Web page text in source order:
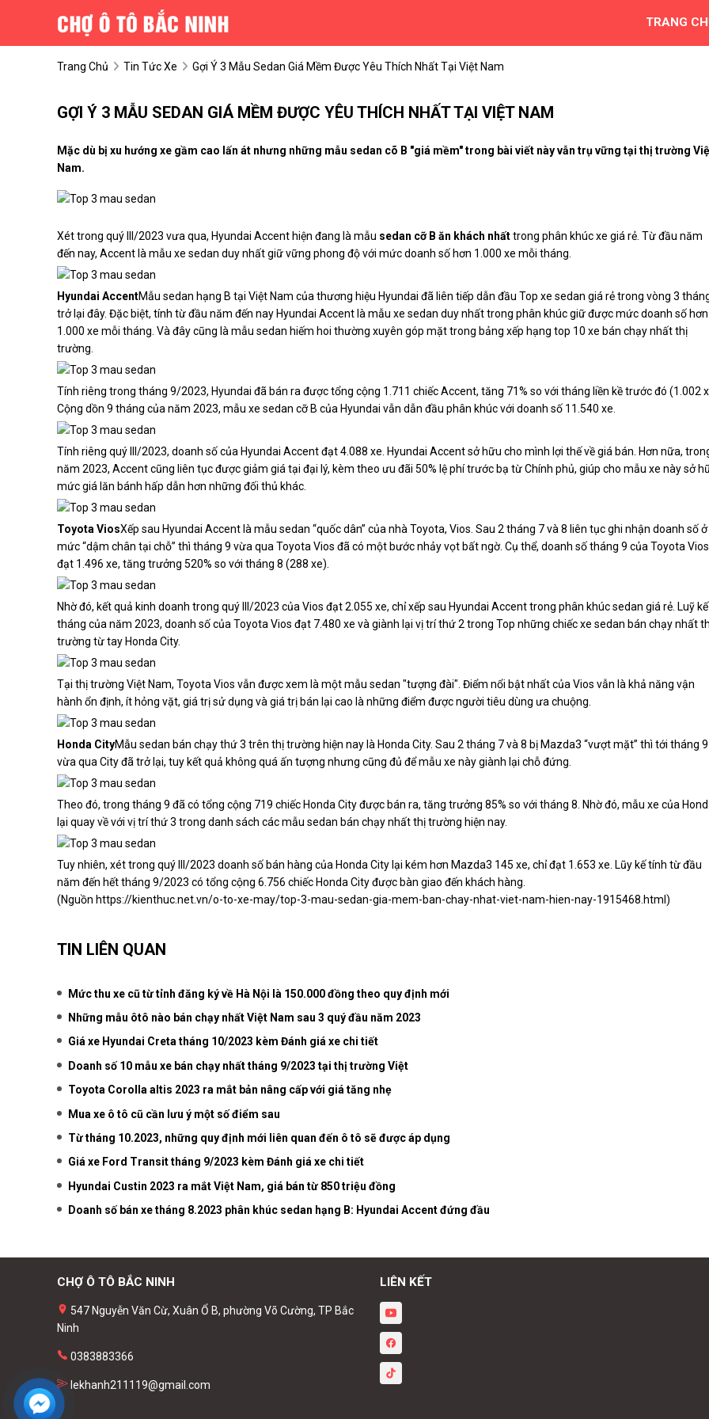
TRANG
Trang Chủ Tin Tức Xe Gợi Ý 3 Mẫu Sedan Giá Mềm Được Yêu Thích Nhất Tại Việt Nam
GỢI Ý 3 MẪU SEDAN GIÁ MỀM ĐƯỢC YÊU THÍCH NHẤT TẠI VIỆT NAM
Mặc dù bị xu hướng xe gầm cao lấn át nhưng những mẫu sedan cõ B "giá mềm" trong bài viết này vẫn trụ vững tại thị trường
Nam.
Xét trong quý III/2023 vưa qua, Hyundai Accent hiện đang là mẫu sedan cỡ B ăn khách nhấttrong phân khúc xe giá rẻ. Từ đầu năm
đến nay, Accent là mẫu xe sedan duy nhất giữ vững phong độ với mức doanh số hơn 1.000 xe mỗi tháng.
Hyundai AccentMẫu sedan hạng B tại Việt Nam của thương hiệu Hyundai đã liên tiếp dẫn đầu Top xe sedan giá rẻ trong vòng 3
trở lại đây. Đặc biệt, tính từ đầu năm đến nay Hyundai Accent là mẫu xe sedan duy nhất trong phân khúc giữ được mức doanh số hơn
1.000 xe mỗi tháng. Và đây cũng là mẫu sedan hiếm hoi thường xuyên góp mặt trong bảng xếp hạng top 10 xe bán chạy nhất thị
trường.
Tính riêng trong tháng 9/2023, Hyundai đã bán ra được tổng cộng 1.711 chiếc Accent, tăng 71% so với tháng liền kề trước đó (1.002
Cộng dồn 9 tháng của năm 2023, mẫu xe sedan cỡ B của Hyundai vẫn dẫn đầu phân khúc với doanh số 11.540 xe.
Tính riêng quý III/2023, doanh số của Hyundai Accent đạt 4.088 xe. Hyundai Accent sở hữu cho mình lợi thế về giá bán. Hơn nữa,
năm 2023, Accent cũng liên tục được giảm giá tại đại lý, kèm theo ưu đãi 50% lệ phí trước bạ từ Chính phủ, giúp cho mẫu xe này sở
mức giá lăn bánh hấp dẫn hơn những đối thủ khác.
Toyota ViosXếp sau Hyundai Accent là mẫu sedan “quốc dân” của nhà Toyota, Vios. Sau 2 tháng 7 và 8 liên tục ghi nhận doanh số ở
mức “dậm chân tại chỗ” thì tháng 9 vừa qua Toyota Vios đã có một bước nhảy vọt bất ngờ. Cụ thể, doanh số tháng 9 của Toyota Vios
đạt 1.496 xe, tăng trưởng 520% so với tháng 8 (288 xe).
Nhờ đó, kết quả kinh doanh trong quý III/2023 của Vios đạt 2.055 xe, chỉ xếp sau Hyundai Accent trong phân khúc sedan giá rẻ. Luỹ
tháng của năm 2023, doanh số của Toyota Vios đạt 7.480 xe và giành lại vị trí thứ 2 trong Top những chiếc xe sedan bán chạy nhất
trường từ tay Honda City.
Tại thị trường Việt Nam, Toyota Vios vẫn được xem là một mẫu sedan "tượng đài". Điểm nổi bật nhất của Vios vẫn là khả năng vận
hành ổn định, ít hỏng vặt, giá trị sử dụng và giá trị bán lại cao là những điểm được người tiêu dùng ưa chuộng.
Honda CityMẫu sedan bán chạy thứ 3 trên thị trường hiện nay là Honda City. Sau 2 tháng 7 và 8 bị Mazda3 “vượt mặt” thì tới tháng 9
vừa qua City đã trở lại, tuy kết quả không quá ấn tượng nhưng cũng đủ để mẫu xe này giành lại chỗ đứng.
Theo đó, trong tháng 9 đã có tổng cộng 719 chiếc Honda City được bán ra, tăng trưởng 85% so với tháng 8. Nhờ đó, mẫu xe của
lại quay về với vị trí thứ 3 trong danh sách các mẫu sedan bán chạy nhất thị trường hiện nay.
Tuy nhiên, xét trong quý III/2023 doanh số bán hàng của Honda City lại kém hơn Mazda3 145 xe, chỉ đạt 1.653 xe. Lũy kế tính từ đầu
năm đến hết tháng 9/2023 có tổng cộng 6.756 chiếc Honda City được bàn giao đến khách hàng.
(Nguồn https://kienthuc.net.vn/o-to-xe-may/top-3-mau-sedan-gia-mem-ban-chay-nhat-viet-nam-hien-nay-1915468.html )
TIN LIÊN QUAN
Mức thu xe cũ từ tỉnh đăng ký về Hà Nội là 150.000 đồng theo quy định mới
Những mẫu ôtô nào bán chạy nhất Việt Nam sau 3 quý đầu năm 2023
Giá xe Hyundai Creta tháng 10/2023 kèm Đánh giá xe chi tiết
Doanh số 10 mẫu xe bán chạy nhất tháng 9/2023 tại thị trường Việt
Toyota Corolla altis 2023 ra mắt bản nâng cấp với giá tăng nhẹ
Mua xe ô tô cũ cần lưu ý một số điểm sau
Từ tháng 10.2023, những quy định mới liên quan đến ô tô sẽ được áp dụng
Giá xe Ford Transit tháng 9/2023 kèm Đánh giá xe chi tiết
Hyundai Custin 2023 ra mắt Việt Nam, giá bán từ 850 triệu đồng
Doanh số bán xe tháng 8.2023 phân khúc sedan hạng B: Hyundai Accent đứng đầu
CHỢ Ô TÔ BẮC NINH
547 Nguyễn Văn Cừ, Xuân Ổ B, phường Võ Cường, TP Bắc
Ninh
0383883366
lekhanh211119@gmail.com
LIÊN KẾT